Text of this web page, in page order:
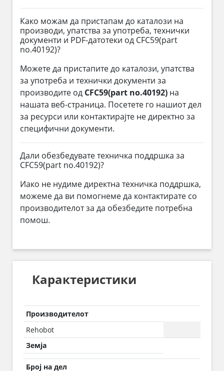
Како можам да пристапам до каталози на
производи, упатства за употреба, технички
документи и PDF-датотеки од CFC59(part
no.40192)?
Можете да пристапите до каталози, упатства
за употреба и технички документи за
производите од CFC59(part no.40192) на
нашата веб-страница. Посетете го нашиот дел
за ресурси или контактирајте не директно за
специфични документи.
Дали обезбедувате техничка поддршка за
CFC59(part no.40192)?
Иако не нудиме директна техничка поддршка,
можеме да ви помогнеме да контактирате со
производителот за да обезбедите потребна
помош.
Карактеристики
Производителот
Rehobot
Земја
Број на дел